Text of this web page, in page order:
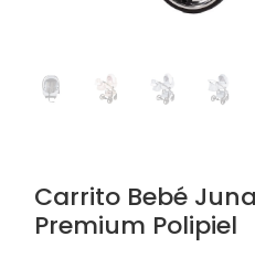
Carrito Bebé
Premium Polipiel